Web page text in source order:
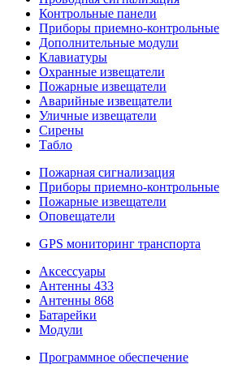
Контрольные панели
Приборы приемно-контрольные
Дополнительные модули
Клавиатуры
Охранные извещатели
Пожарные извещатели
Аварийные извещатели
Уличные извещатели
Сирены
Табло
Пожарная сигнализация
Приборы приемно-контрольные
Пожарные извещатели
Оповещатели
GPS мониторинг транспорта
Аксессуары
Антенны 433
Антенны 868
Батарейки
Модули
Программное обеспечение